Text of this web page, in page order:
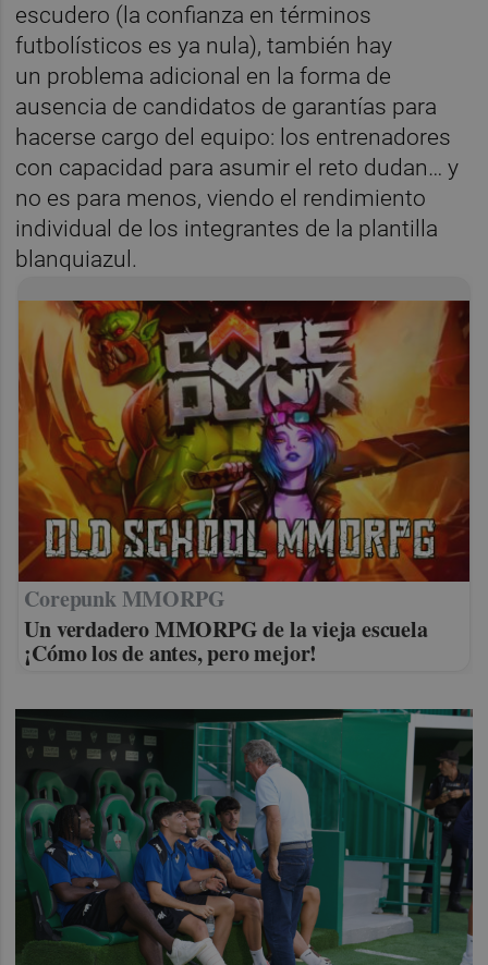
escudero (la confianza en términos
futbolísticos es ya nula), también hay
un problema adicional en la forma de
ausencia de candidatos de garantías para
hacerse cargo del equipo: los entrenadores
con capacidad para asumir el reto dudan… y
no es para menos, viendo el rendimiento
individual de los integrantes de la plantilla
blanquiazul.
Corepunk MMORPG
Un verdadero MMORPG de la vieja escuela
¡Cómo los de antes, pero mejor!